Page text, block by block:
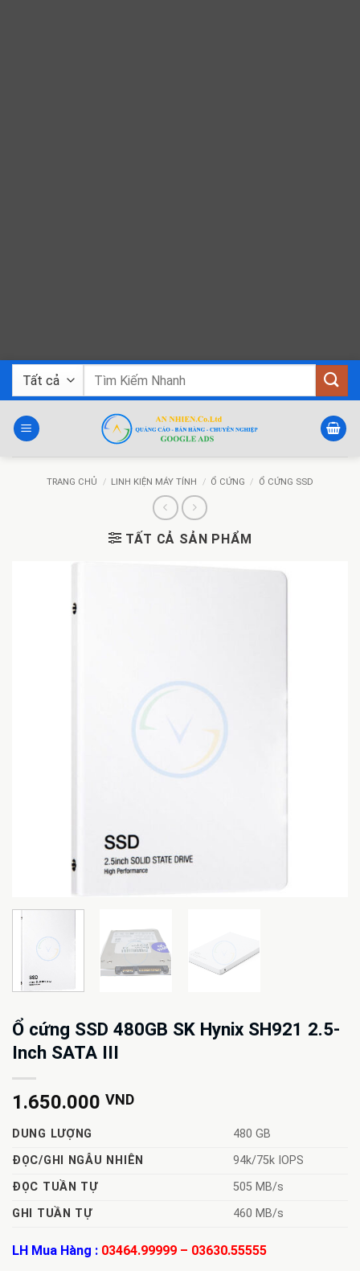
Bỏ
dung
Tìm
TRANG CHỦ / LINH KIỆN MÁY TÍNH / Ổ CỨNG / Ổ CỨNG SSD
TẤT CẢ SẢN PHẨM
Ổ cứng SSD 480GB SK Hynix SH921 2.5-
Inch SATA III
1.650.000 VND
DUNG LƯỢNG
480 GB
ĐỌC/GHI NGẪU NHIÊN
94k/75k IOPS
ĐỌC TUẦN TỰ
505 MB/s
GHI TUẦN TỰ
460 MB/s
LH Mua Hàng : 03464.99999 – 03630.55555